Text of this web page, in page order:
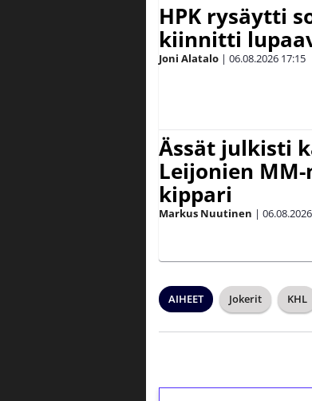
HPK rysäytti
kiinnitti
Joni Alatalo | 06.08.2026 17:15
Ässät julkisti
Leijonien
kippari
Markus Nuutinen | 06.08.2026
AIHEET Jokerit KHL